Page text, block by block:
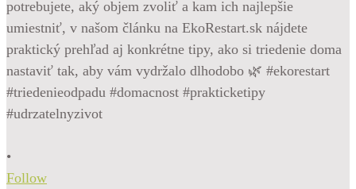
•
Follow